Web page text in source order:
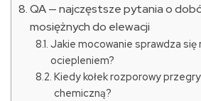
QA — najczęstsze pytania o
mosiężnych do elewacji
Jakie mocowanie sprawdza się
ociepleniem?
Kiedy kołek rozporowy
chemiczną?